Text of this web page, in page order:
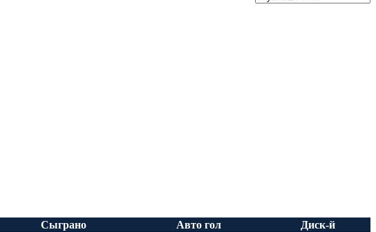
Сыграно Авто гол
Диск-й